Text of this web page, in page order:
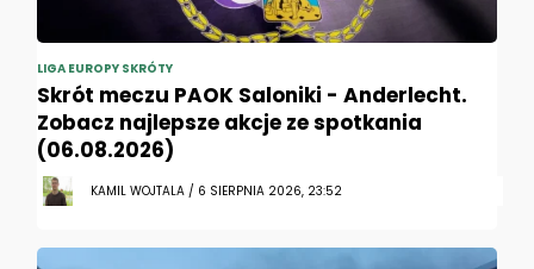
LIGA EUROPY SKRÓTY
Skrót meczu PAOK Saloniki - Anderlecht.
Zobacz najlepsze akcje ze spotkania
(06.08.2026)
KAMIL WOJTALA / 6 SIERPNIA 2026, 23:52